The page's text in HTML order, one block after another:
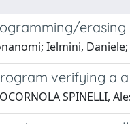
erasing
Ielmini,
verifying a
SPINELLI,